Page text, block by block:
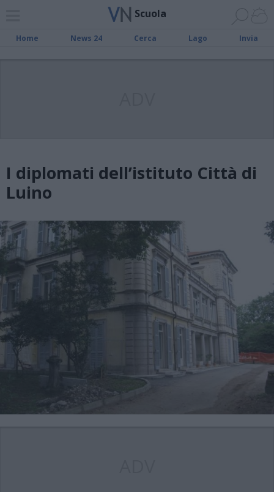
Scuola
Home News 24 Cerca Lago Invia
I diplomati dell’istituto Città di
Luino